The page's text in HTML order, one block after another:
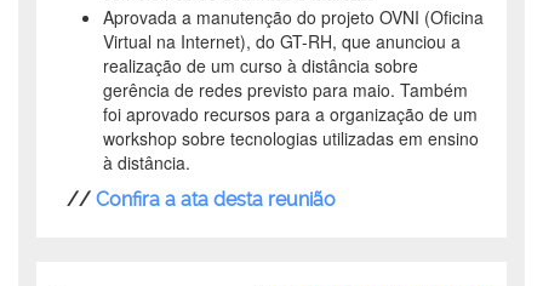
Aprovada a manutenção do projeto OVNI (Oficina
Virtual na Internet), do GT-RH, que anunciou a
realização de um curso à distância sobre
gerência de redes previsto para maio. Também
foi aprovado recursos para a organização de um
workshop sobre tecnologias utilizadas em ensino
à distância.
// Confira a ata desta reunião